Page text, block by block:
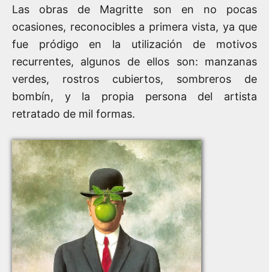
Las obras de Magritte son en no pocas
ocasiones, reconocibles a primera vista, ya que
fue pródigo en la utilización de motivos
recurrentes, algunos de ellos son: manzanas
verdes, rostros cubiertos, sombreros de
bombín, y la propia persona del artista
retratado de mil formas.